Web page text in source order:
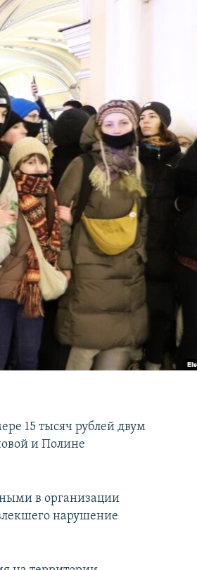
15 тысяч рублей двум
и Полине
в организации
нарушение